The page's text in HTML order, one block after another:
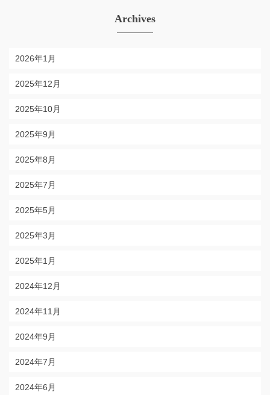
Archives
2026年1月
2025年12月
2025年10月
2025年9月
2025年8月
2025年7月
2025年5月
2025年3月
2025年1月
2024年12月
2024年11月
2024年9月
2024年7月
2024年6月